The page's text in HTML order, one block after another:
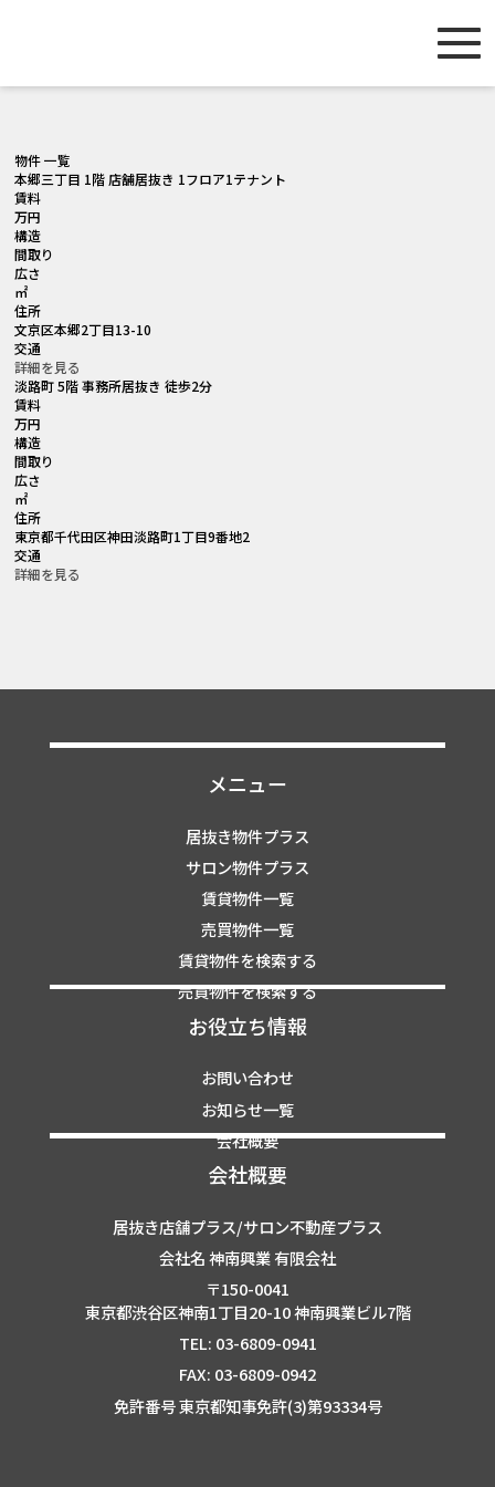
物件 一覧
本郷三丁目 1階 店舗居抜き 1フロア1テナント
賃料
万円
構造
間取り
広さ
㎡
住所
文京区本郷2丁目13-10
交通
詳細を見る
淡路町 5階 事務所居抜き 徒歩2分
賃料
万円
構造
間取り
広さ
㎡
住所
東京都千代田区神田淡路町1丁目9番地2
交通
詳細を見る
メニュー
居抜き物件プラス
サロン物件プラス
賃貸物件一覧
売買物件一覧
賃貸物件を検索する
売買物件を検索する
お役立ち情報
お問い合わせ
お知らせ一覧
会社概要
会社概要
居抜き店舗プラス/サロン不動産プラス
会社名 神南興業 有限会社
〒150-0041
東京都渋谷区神南1丁目20-10 神南興業ビル7階
TEL: 03-6809-0941
FAX: 03-6809-0942
免許番号 東京都知事免許(3)第93334号